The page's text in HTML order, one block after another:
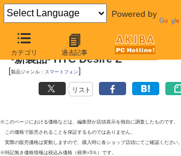
Powered by
カテゴリ 過去記事
2010年11月20日号
-新製品- HTC Desire Z
[製品ジャンル： スマートフォン]
リスト
※このページにおける価格などは、編集部が店頭表示を独自に調査したものです。
この価格で販売されることを保証するものではありません。
実際の販売価格は変動しますので、購入時に各ショップ店頭にてご確認ください。
※特記無き価格情報は税込み価格（税率=5％）です。